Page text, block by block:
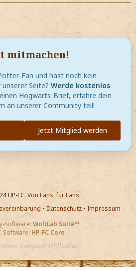
mitmachen!
Fan und hast noch kein
Seite? Werde kostenlos
Hogwarts-Brief, erfahre dein
an unserer Community teil!
Jetzt Mitglied werden
HP-FC. Von Fans, für Fans.
• Datenschutz• Impressum
Software: WoltLab Suite™
Software: HP-FC Core
Nunquam Titillandus